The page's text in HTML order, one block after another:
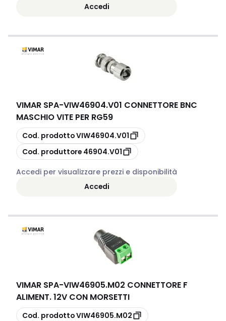
Accedi
VIMAR SPA-VIW46904.V01 CONNETTORE BNC
MASCHIO VITE PER RG59
copia
Cod. prodottoVIW46904.V01
copia
Cod. produttore 46904.V01
Accedi per visualizzare prezzi e disponibilità
Accedi
VIMAR SPA-VIW46905.M02 CONNETTORE F
ALIMENT. 12V CON MORSETTI
copia
Cod. prodottoVIW46905.M02